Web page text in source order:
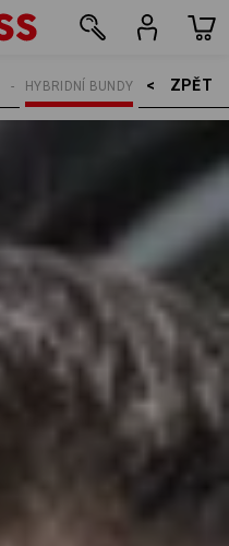
ZPĚT    >
HYBRIDNÍ BUNDY